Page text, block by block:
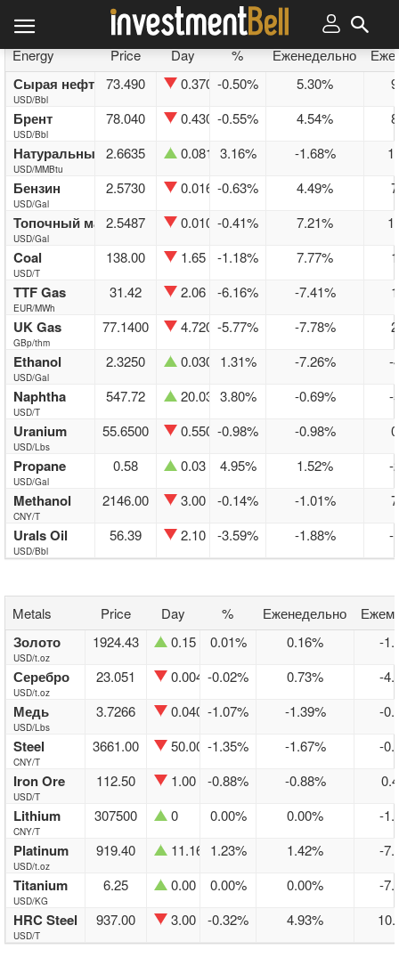
Currencies Акции Товары Bonds Крипто
Energy
Price Day % Еженедельно
Сырая нефть
USD/Bbl
73.490 0.370 -0.50% 5.30%
Брент
USD/Bbl
78.040 0.430 -0.55% 4.54%
Натуральный газ
USD/MMBtu
2.6635 0.0815 3.16% -1.68%
Бензин
USD/Gal
2.5730 0.0163-0.63% 4.49%
Топочный мазут
USD/Gal
2.5487 0.0104-0.41% 7.21%
Coal
USD/T
138.00 1.65 -1.18% 7.77%
TTF Gas
EUR/MWh
31.42 2.06 -6.16% -7.41%
UK Gas
GBp/thm
77.1400 4.7200-5.77% -7.78%
Ethanol
USD/Gal
2.3250 0.0300 1.31% -7.26% -
Naphtha
USD/T
547.72 20.03 3.80% -0.69% -
Uranium
USD/Lbs
55.6500 0.5500-0.98% -0.98%
Propane
USD/Gal
0.58 0.03 4.95% 1.52% -
Methanol
CNY/T
2146.00 3.00 -0.14% -1.01%
Urals Oil
USD/Bbl
56.39 2.10 -3.59% -1.88% -
Metals Price Day % Еженедельно
Золото
USD/t.oz
1924.43 0.15 0.01% 0.16% -
Серебро
USD/t.oz
23.051 0.004 -0.02% 0.73% -
Медь
USD/Lbs
3.7266 0.0404-1.07% -1.39% -
Steel
CNY/T
3661.00 50.00 -1.35% -1.67% -
Iron Ore
USD/T
112.50 1.00 -0.88% -0.88%
Lithium
CNY/T
307500 0 0.00% 0.00% -
Platinum
USD/t.oz
919.40 11.16 1.23% 1.42% -
Titanium
USD/KG
6.25 0.00 0.00% 0.00% -
HRC Steel
USD/T
937.00 3.00 -0.32% 4.93%